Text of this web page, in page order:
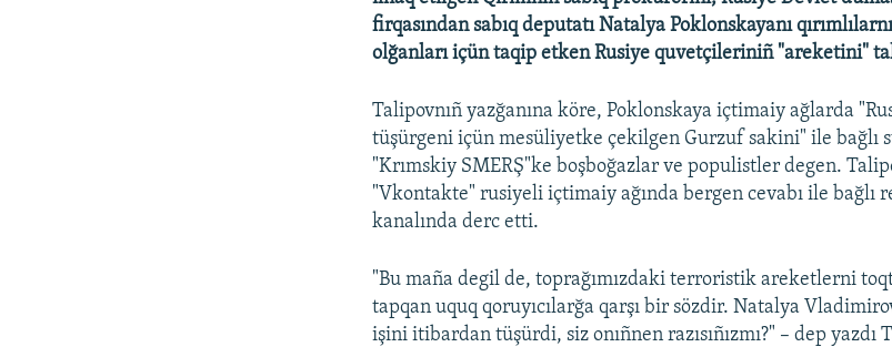
firqasından sabıq deputatı Natalya Poklonskayanı
olğanları içün taqip etken Rusiye quvetçileriniñ "areketini"
Talipovnıñ yazğanına köre, Poklonskaya içtimaiy ağlarda
tüşürgeni içün mesüliyetke çekilgen Gurzuf sakini" ile bağlı
"Krımskiy SMERŞ"ke boşboğazlar ve populistler degen.
"Vkontakte" rusiyeli içtimaiy ağında bergen cevabı ile bağlı
kanalında derc etti.
"Bu maña degil de, toprağımızdaki terroristik areketlerni
tapqan uquq qoruyıcılarğa qarşı bir sözdir. Natalya
işini itibardan tüşürdi, siz onıñnen razısıñızmı?" – dep yazdı